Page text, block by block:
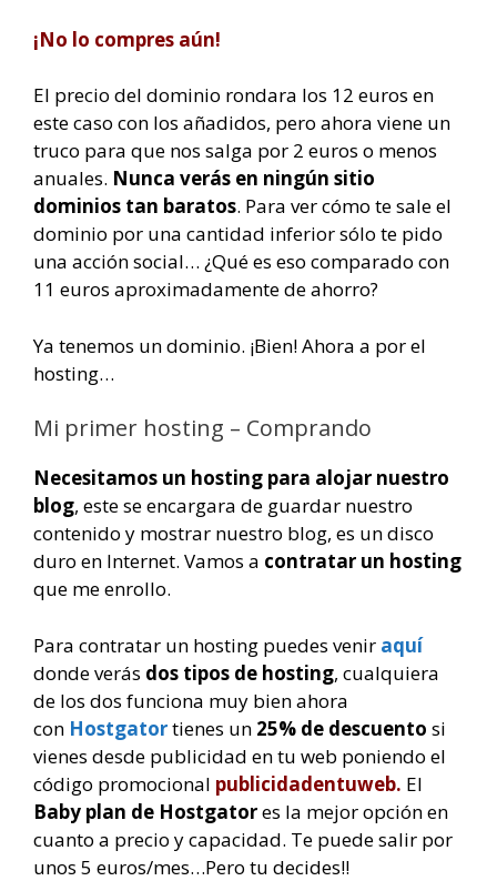
¡No lo compres aún!
El precio del dominio rondara los 12 euros en
este caso con los añadidos, pero ahora viene un
truco para que nos salga por 2 euros o menos
anuales. Nunca verás en ningún sitio
dominios tan baratos. Para ver cómo te sale el
dominio por una cantidad inferior sólo te pido
una acción social… ¿Qué es eso comparado con
11 euros aproximadamente de ahorro?
Ya tenemos un dominio. ¡Bien! Ahora a por el
hosting…
Mi primer hosting – Comprando
Necesitamos un hosting para alojar nuestro
blog, este se encargara de guardar nuestro
contenido y mostrar nuestro blog, es un disco
duro en Internet. Vamos a contratar un hosting
que me enrollo.
Para contratar un hosting puedes venir aquí
donde verás dos tipos de hosting, cualquiera
de los dos funciona muy bien ahora
con Hostgatortienes un 25% de descuento si
vienes desde publicidad en tu web poniendo el
código promocional publicidadentuweb. El
Baby plan de Hostgatores la mejor opción en
cuanto a precio y capacidad. Te puede salir por
unos 5 euros/mes…Pero tu decides!!